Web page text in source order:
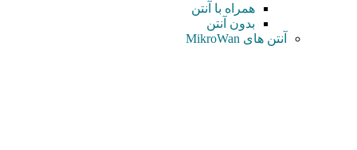
همراه با آنتن
بدون آنتن
آنتن های MikroWan